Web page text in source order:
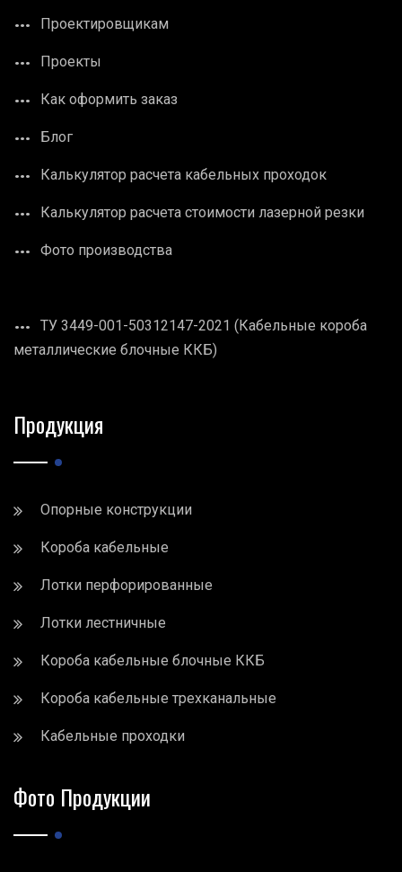
Проектировщикам
Проекты
Как оформить заказ
Блог
Калькулятор расчета кабельных проходок
Калькулятор расчета стоимости лазерной резки
Фото производства
ТУ 3449-001-50312147-2021 (Кабельные короба
металлические блочные ККБ)
Продукция
Опорные конструкции
Короба кабельные
Лотки перфорированные
Лотки лестничные
Короба кабельные блочные ККБ
Короба кабельные трехканальные
Кабельные проходки
Фото Продукции